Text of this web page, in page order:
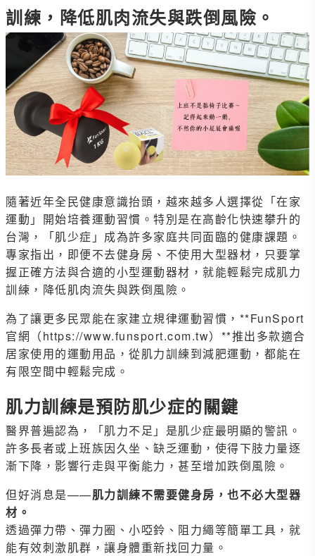
訓練，降低肌肉流失與跌倒風險。
隨著近年全民健康意識抬頭，越來越多人選擇從「在家
運動」開始培養運動習慣。特別是在高齡化快速攀升的
台灣，「肌少症」成為許多家庭共同面臨的健康課題。
專家指出，即便不去健身房、不使用大型器材，只要掌
握正確方法與合適的小型運動器材，就能輕鬆完成肌力
訓練，降低肌肉流失與跌倒風險。
為了讓更多民眾能在家建立規律運動習慣，**FunSport
官網（https://www.funsport.com.tw）**推出多款適合
居家使用的運動用品，從肌力訓練到減肥運動，都能在
有限空間中輕鬆完成。
肌力訓練是預防肌少症的關鍵
醫界普遍認為，「肌力不足」是肌少症最明顯的警訊。
許多長者或上班族因久坐、缺乏運動，使得下肢力量逐
漸下降，影響行走與平衡能力，甚至增加跌倒風險。
但好消息是——肌力訓練不需要健身房，也不必大型器
材。
透過彈力帶、彈力圈、小啞鈴、阻力繩等簡單工具，就
能有效刺激肌群，讓身體重新找回力量。